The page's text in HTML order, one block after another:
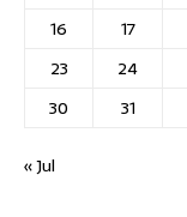
16
17
23
24
30
31
« Jul